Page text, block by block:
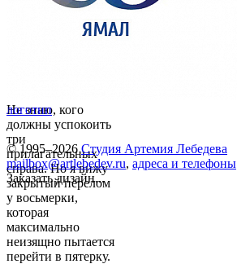
Не знаю, кого
должны успокоить
три
прилагательных
справа. Но я вижу
закрытый перелом
у восьмерки,
которая
максимально
неизящно пытается
перейти в пятерку.
логотип
© 1995–2026 Студия Артемия Лебедева
mailbox@artlebedev.ru, адреса и телефоны
Заказать дизайн...